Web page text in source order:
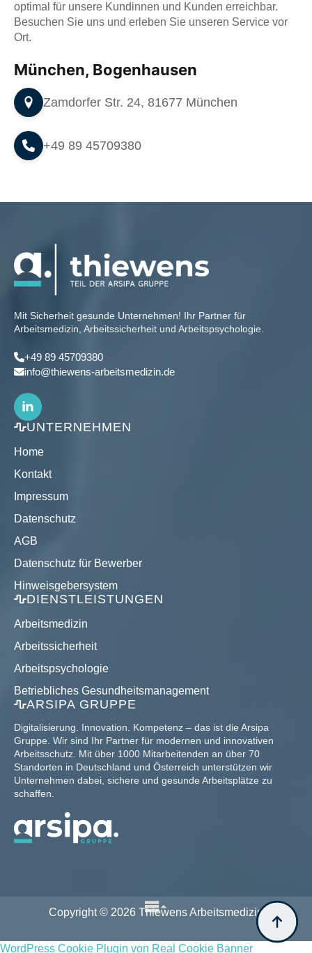
optimal für unsere Kundinnen und Kunden erreichbar.
Besuchen Sie uns und erleben Sie unseren Service vor
Ort.
München, Bogenhausen
Zamdorfer Str. 24, 81677 München
+49 89 45709380
Mit Sicherheit gesunde Unternehmen! Ihr Partner für
Arbeitsmedizin, Arbeitssicherheit und Arbeitspsychologie.
+49 89 45709380
info@thiewens-arbeitsmedizin.de
UNTERNEHMEN
Home
Kontakt
Impressum
Datenschutz
AGB
Datenschutz für Bewerber
Hinweisgebersystem
DIENSTLEISTUNGEN
Arbeitsmedizin
Arbeitssicherheit
Arbeitspsychologie
Betriebliches Gesundheitsmanagement
ARSIPA GRUPPE
Digitalisierung. Innovation. Kompetenz – das ist die Arsipa
Gruppe. Wir sind Ihr Partner für modernen und innovativen
Arbeitsschutz. Mit über 1000 Mitarbeitenden an über 70
Standorten in Deutschland und Österreich unterstützen wir
Unternehmen dabei, sichere und gesunde Arbeitsplätze zu
schaffen.
Copyright © 2026 Thiewens Arbeitsmedizin
WordPress Cookie Plugin von Real Cookie Banner